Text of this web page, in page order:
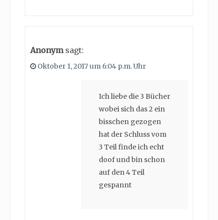
Anonym sagt:
Oktober 1, 2017 um 6:04 p.m. Uhr
Ich liebe die 3 Bücher
wobei sich das 2 ein
bisschen gezogen
hat der Schluss vom
3 Teil finde ich echt
doof und bin schon
auf den 4 Teil
gespannt